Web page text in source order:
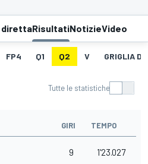
direttaRisultatiNotizieVideo
FP4 Q1 Q2 V GRIGLIA DI
Tutte le statistiche
GIRI TEMPO
9 1'23.027